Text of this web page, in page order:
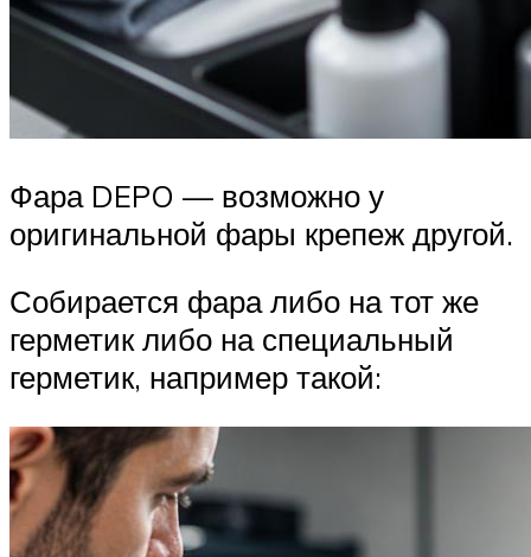
Фара DEPO — возможно у
оригинальной фары крепеж другой.
Собирается фара либо на тот же
герметик либо на специальный
герметик, например такой: